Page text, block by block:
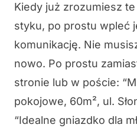
Kiedy już zrozumiesz
styku, po prostu wpleć
komunikację. Nie
nowo. Po prostu
stronie lub w poście:
pokojowe, 60m², ul.
“Idealne gniazdko dla